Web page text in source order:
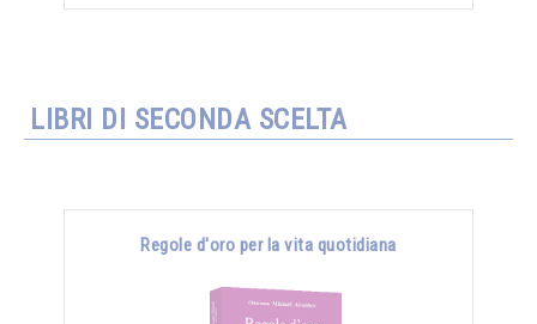
LIBRI DI SECONDA SCELTA
Regole d'oro per la vita quotidiana